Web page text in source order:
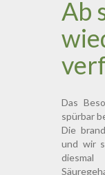
Ab
Das
spürbar
Die
und wir